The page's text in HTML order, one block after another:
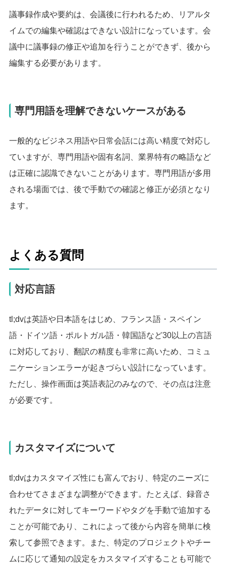
議事録作成や要約は、会議後に行われるため、リアルタ
イムでの編集や確認はできない設計になっています。会
議中に議事録の修正や追加を行うことができず、後から
編集する必要があります。
専門用語を理解できないケースがある
一般的なビジネス用語や日常会話には高い精度で対応し
ていますが、専門用語や固有名詞、業界特有の略語など
は正確に認識できないことがあります。専門用語が多用
される場面では、後で手動での確認と修正が必須となり
ます。
よくある質問
対応言語
tl;dvは英語や日本語をはじめ、フランス語・スペイン
語・ドイツ語・ポルトガル語・韓国語など30以上の言語
に対応しており、翻訳の精度も非常に高いため、コミュ
ニケーションエラーが起きづらい設計になっています。
ただし、操作画面は英語表記のみなので、その点は注意
が必要です。
カスタマイズについて
tl;dvはカスタマイズ性にも富んでおり、特定のニーズに
合わせてさまざまな調整ができます。たとえば、録音さ
れたデータに対してキーワードやタグを手動で追加する
ことが可能であり、これによって後から内容を簡単に検
索して参照できます。また、特定のプロジェクトやチー
ムに応じて通知の設定をカスタマイズすることも可能で